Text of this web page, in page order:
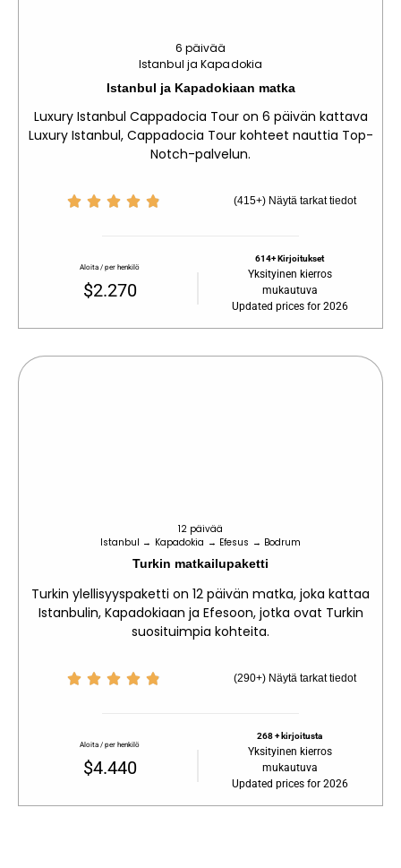
6 päivää
Istanbul ja Kapadokia
Istanbul ja Kapadokiaan matka
Luxury Istanbul Cappadocia Tour on 6 päivän kattava
Luxury Istanbul, Cappadocia Tour kohteet nauttia Top-
Notch-palvelun.
     (415+) Näytä tarkat tiedot
Aloita / per henkilö
$2.270
614+ Kirjoitukset
Yksityinen kierros
mukautuva
Updated prices for 2026
12 päivää
Istanbul → Kapadokia → Efesus → Bodrum
Turkin matkailupaketti
Turkin ylellisyyspaketti on 12 päivän matka, joka kattaa
Istanbulin, Kapadokiaan ja Efesoon, jotka ovat Turkin
suosituimpia kohteita.
     (290+) Näytä tarkat tiedot
Aloita / per henkilö
$4.440
268 + kirjoitusta
Yksityinen kierros
mukautuva
Updated prices for 2026